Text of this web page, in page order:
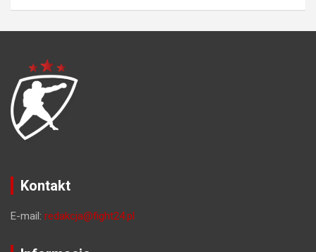
Kontakt
E-mail: redakcja@fight24.pl